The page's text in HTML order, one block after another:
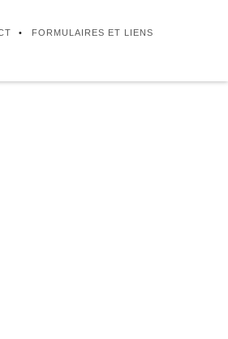
FORMULAIRES ET LIENS